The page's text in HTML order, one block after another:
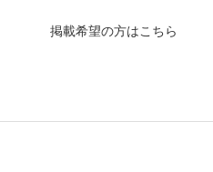
掲載希望の方はこちら